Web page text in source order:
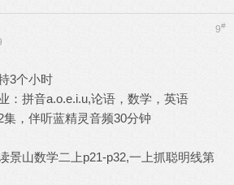
9#
3个小时
：拼音a.o.e.i.u,论语，数学，英语
，伴听蓝精灵音频30分钟
景山数学二上p21-p32,一上抓聪明线第